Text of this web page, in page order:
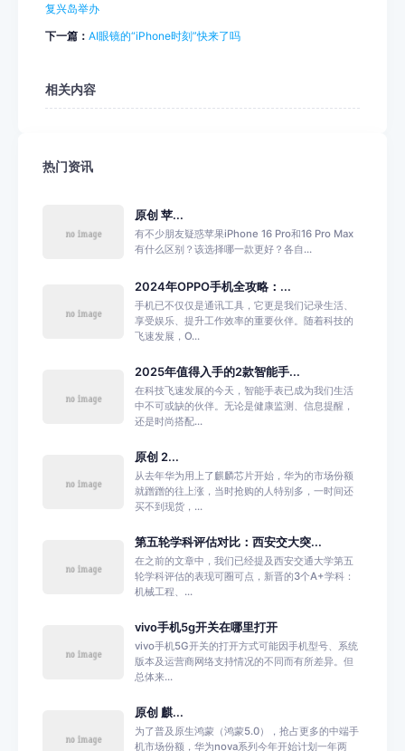
复兴岛举办
下一篇： AI眼镜的“iPhone时刻”快来了吗
相关内容
热门资讯
原创 苹...
有不少朋友疑惑苹果iPhone 16 Pro和16 Pro Max
有什么区别？该选择哪一款更好？各自...
2024年OPPO手机全攻略：...
手机已不仅仅是通讯工具，它更是我们记录生活、
享受娱乐、提升工作效率的重要伙伴。随着科技的
飞速发展，O...
2025年值得入手的2款智能手...
在科技飞速发展的今天，智能手表已成为我们生活
中不可或缺的伙伴。无论是健康监测、信息提醒，
还是时尚搭配...
原创 2...
从去年华为用上了麒麟芯片开始，华为的市场份额
就蹭蹭的往上涨，当时抢购的人特别多，一时间还
买不到现货，...
第五轮学科评估对比：西安交大突...
在之前的文章中，我们已经提及西安交通大学第五
轮学科评估的表现可圈可点，新晋的3个A+学科：
机械工程、...
vivo手机5g开关在哪里打开
vivo手机5G开关的打开方式可能因手机型号、系统
版本及运营商网络支持情况的不同而有所差异。但
总体来...
原创 麒...
为了普及原生鸿蒙（鸿蒙5.0），抢占更多的中端手
机市场份额，华为nova系列今年开始计划一年两